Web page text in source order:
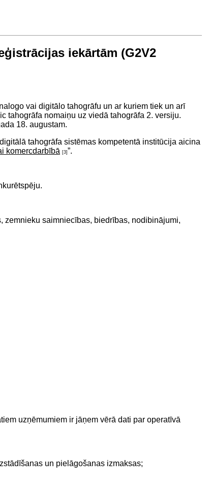
iekārtām (G2V2
vai digitālo tahogrāfu un ar kuriem tiek un arī
tahogrāfa nomaiņu uz viedā tahogrāfa 2. versiju.
18. augustam.
tahogrāfa sistēmas kompetentā institūcija aicina
komercdarbībā [3] ”.
zemnieku saimniecības, biedrības, nodibinājumi,
uzņēmumiem ir jāņem vērā dati par operatīvā
un pielāgošanas izmaksas;